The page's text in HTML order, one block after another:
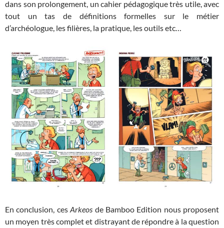
dans son prolongement, un cahier pédagogique très utile, avec
tout un tas de définitions formelles sur le métier
d’archéologue, les filières, la pratique, les outils etc…
En conclusion, cesArkeos de Bamboo Edition nous proposent
un moyen très complet et distrayant de répondre à la question